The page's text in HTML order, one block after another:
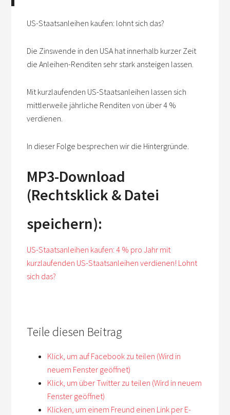
US-Staatsanleihen kaufen: lohnt sich das?
Die Zinswende in den USA hat innerhalb kurzer Zeit
die Anleihen-Renditen sehr stark ansteigen lassen.
Mit kurzlaufenden US-Staatsanleihen lassen sich
mittlerweile jährliche Renditen von über 4 %
verdienen.
In dieser Folge besprechen wir die Hintergründe.
MP3-Download
(Rechtsklick & Datei
speichern):
US-Staatsanleihen kaufen: 4 % pro Jahr mit
kurzlaufenden US-Staatsanleihen verdienen! Lohnt
sich das?
Teile diesen Beitrag
Klick, um auf Facebook zu teilen (Wird in
neuem Fenster geöffnet)
Klick, um über Twitter zu teilen (Wird in neuem
Fenster geöffnet)
Klicken, um einem Freund einen Link per E-